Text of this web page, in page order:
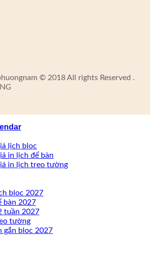
© 2018 All rights Reserved .
lịch bloc
in lịch để bàn
in lịch treo tường
bloc 2027
bàn 2027
tuần 2027
tường
gắn bloc 2027